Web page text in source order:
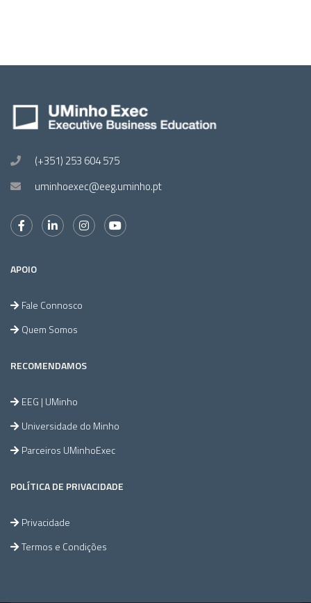
(+351) 253 604 575
uminhoexec@eeg.uminho.pt
APOIO
Fale Connosco
Quem Somos
RECOMENDAMOS
EEG | UMinho
Universidade do Minho
Parceiros UMinhoExec
POLÍTICA DE PRIVACIDADE
Privacidade
Termos e Condições